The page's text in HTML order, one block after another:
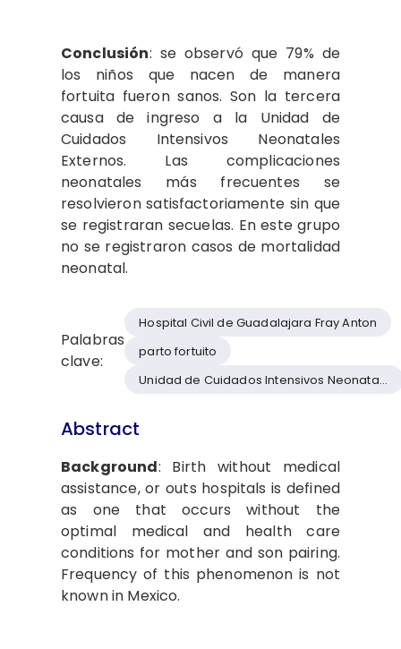
Conclusión: se observó que 79% de
los niños que nacen de manera
fortuita fueron sanos. Son la tercera
causa de ingreso a la Unidad de
Cuidados Intensivos Neonatales
Externos. Las complicaciones
neonatales más frecuentes se
resolvieron satisfactoriamente sin que
se registraran secuelas. En este grupo
no se registraron casos de mortalidad
neonatal.
Palabras
clave:
Hospital Civil de Guadalajara Fray Anton
parto fortuito
Unidad de Cuidados Intensivos Neonatales
Abstract
Background: Birth without medical
assistance, or outs hospitals is defined
as one that occurs without the
optimal medical and health care
conditions for mother and son pairing.
Frequency of this phenomenon is not
known in Mexico.